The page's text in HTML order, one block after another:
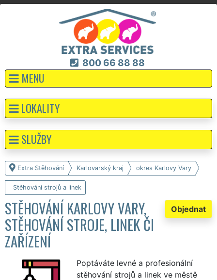
800 66 88 88
MENU
Extra Stěhování Karlovarský kraj okres Karlovy Vary
Stěhování strojů a linek
Objednat
STĚHOVÁNÍ KARLOVY VARY,
STĚHOVÁNÍ STROJE, LINEK ČI
ZAŘÍZENÍ
Poptáváte levné a profesionální
stěhování strojů a linek ve městě
LOKALITY
SLUŽBY